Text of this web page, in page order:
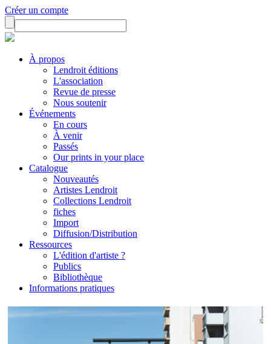
Créer un compte
À propos
Lendroit éditions
L'association
Revue de presse
Nous soutenir
Événements
En cours
À venir
Passés
Our prints in your place
Catalogue
Nouveautés
Artistes Lendroit
Collections Lendroit
fiches
Import
Diffusion/Distribution
Ressources
L'édition d'artiste ?
Publics
Bibliothèque
Informations pratiques